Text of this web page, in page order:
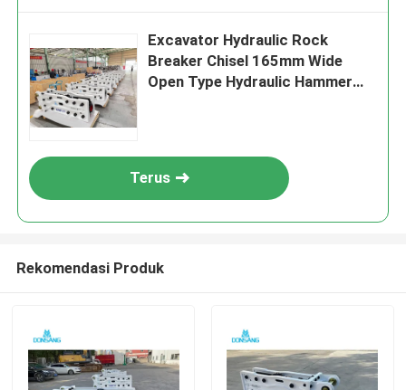
Excavator Hydraulic Rock
Breaker Chisel 165mm Wide
Open Type Hydraulic Hammer
Terus
Rekomendasi Produk